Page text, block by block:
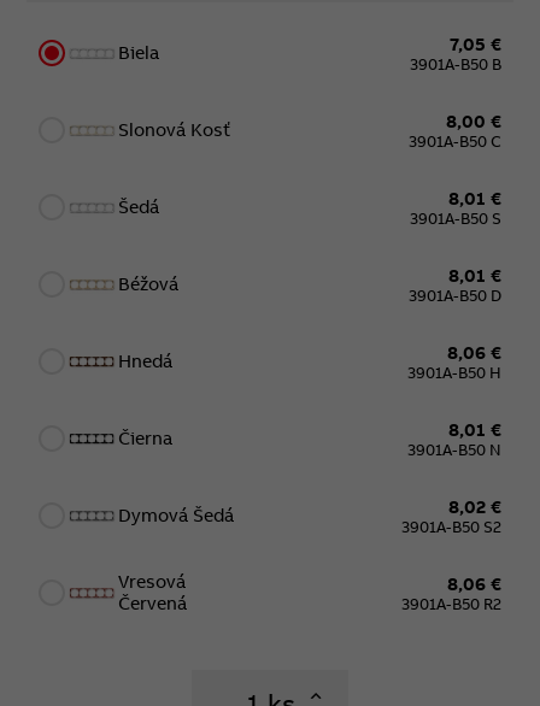
Biela 7,05 €
3901A-B50 B
Slonová Kosť 8,00 €
3901A-B50 C
Šedá 8,01 €
3901A-B50 S
Béžová 8,01 €
3901A-B50 D
Hnedá 8,06 €
3901A-B50 H
Čierna 8,01 €
3901A-B50 N
Dymová Šedá 8,02 €
3901A-B50 S2
Vresová
Červená
8,06 €
3901A-B50 R2